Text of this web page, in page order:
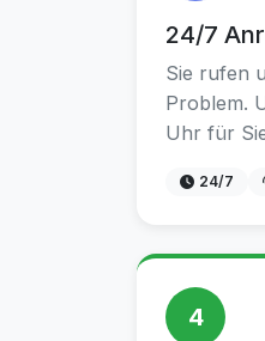
24/7
Sie rufen
Problem.
Uhr für
24/7
4